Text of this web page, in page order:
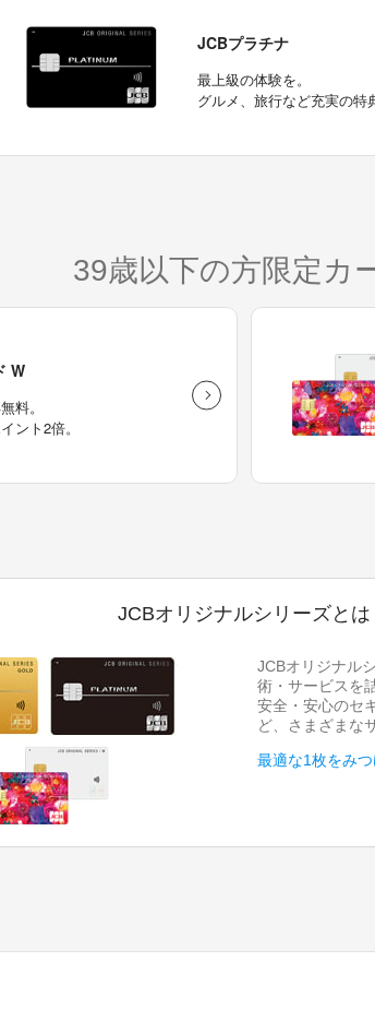
JCBプラチナ
最上級の体験を。
グルメ、旅行など充実の特
39歳以下の方限定カ
W
料。
ント2倍。
JCBオリジナルシリーズとは
JCBオリジナル
術・サービスを
安全・安心のセ
ど、さまざまな
最適な1枚をみ